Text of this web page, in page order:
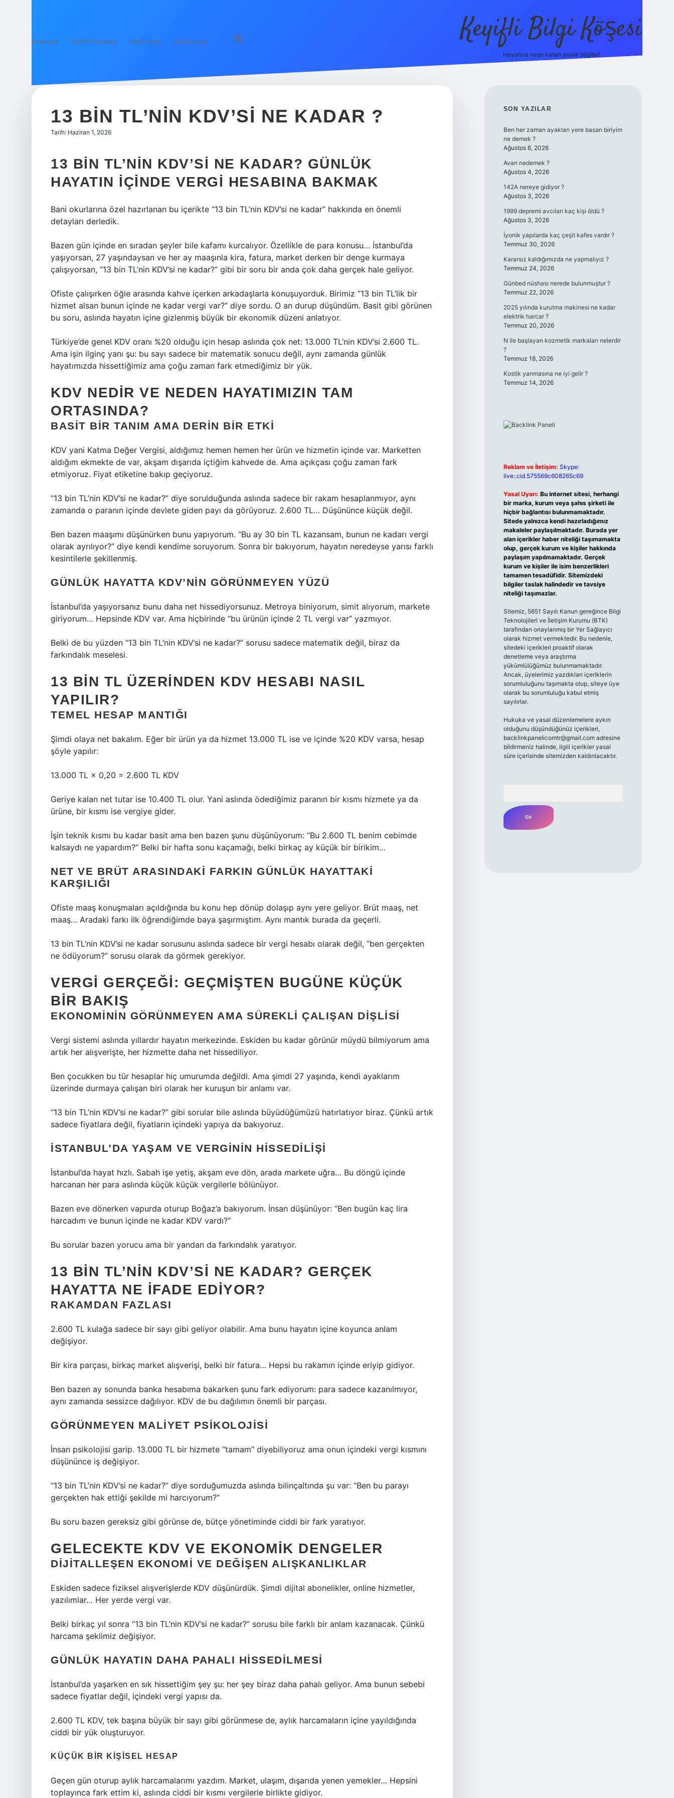
Anasayfa Gizlilik Politikası Yasal Uyarı Hakkımızda Keyifli Bilgi Köşesi
Hayatına neşe katan pratik bilgiler!
13 BIN TL’NIN KDV’SI NE KADAR ?
Tarih: Haziran 1, 2026
13 BIN TL’NIN KDV’SI NE KADAR? GÜNLÜK
HAYATIN IÇINDE VERGI HESABINA BAKMAK
Bani okurlarına özel hazırlanan bu içerikte “13 bin TL’nin KDV’si ne kadar” hakkında en önemli
detayları derledik.
Bazen gün içinde en sıradan şeyler bile kafamı kurcalıyor. Özellikle de para konusu… İstanbul’da
yaşıyorsan, 27 yaşındaysan ve her ay maaşınla kira, fatura, market derken bir denge kurmaya
çalışıyorsan, “13 bin TL’nin KDV’si ne kadar?” gibi bir soru bir anda çok daha gerçek hale geliyor.
Ofiste çalışırken öğle arasında kahve içerken arkadaşlarla konuşuyorduk. Birimiz “13 bin TL’lik bir
hizmet alsan bunun içinde ne kadar vergi var?” diye sordu. O an durup düşündüm. Basit gibi görünen
bu soru, aslında hayatın içine gizlenmiş büyük bir ekonomik düzeni anlatıyor.
Türkiye’de genel KDV oranı %20 olduğu için hesap aslında çok net: 13.000 TL’nin KDV’si 2.600 TL.
Ama işin ilginç yanı şu: bu sayı sadece bir matematik sonucu değil, aynı zamanda günlük
hayatımızda hissettiğimiz ama çoğu zaman fark etmediğimiz bir yük.
KDV NEDIR VE NEDEN HAYATIMIZIN TAM
ORTASINDA?
BASIT BIR TANIM AMA DERIN BIR ETKI
KDV yani Katma Değer Vergisi, aldığımız hemen hemen her ürün ve hizmetin içinde var. Marketten
aldığım ekmekte de var, akşam dışarıda içtiğim kahvede de. Ama açıkçası çoğu zaman fark
etmiyoruz. Fiyat etiketine bakıp geçiyoruz.
“13 bin TL’nin KDV’si ne kadar?” diye sorulduğunda aslında sadece bir rakam hesaplanmıyor, aynı
zamanda o paranın içinde devlete giden payı da görüyoruz. 2.600 TL… Düşününce küçük değil.
Ben bazen maaşımı düşünürken bunu yapıyorum. “Bu ay 30 bin TL kazansam, bunun ne kadarı vergi
olarak ayrılıyor?” diye kendi kendime soruyorum. Sonra bir bakıyorum, hayatın neredeyse yarısı farklı
kesintilerle şekillenmiş.
GÜNLÜK HAYATTA KDV’NIN GÖRÜNMEYEN YÜZÜ
İstanbul’da yaşıyorsanız bunu daha net hissediyorsunuz. Metroya biniyorum, simit alıyorum, markete
giriyorum… Hepsinde KDV var. Ama hiçbirinde “bu ürünün içinde 2 TL vergi var” yazmıyor.
Belki de bu yüzden “13 bin TL’nin KDV’si ne kadar?” sorusu sadece matematik değil, biraz da
farkındalık meselesi.
13 BIN TL ÜZERINDEN KDV HESABI NASIL
YAPILIR?
TEMEL HESAP MANTIĞI
Şimdi olaya net bakalım. Eğer bir ürün ya da hizmet 13.000 TL ise ve içinde %20 KDV varsa, hesap
şöyle yapılır:
13.000 TL × 0,20 = 2.600 TL KDV
Geriye kalan net tutar ise 10.400 TL olur. Yani aslında ödediğimiz paranın bir kısmı hizmete ya da
ürüne, bir kısmı ise vergiye gider.
İşin teknik kısmı bu kadar basit ama ben bazen şunu düşünüyorum: “Bu 2.600 TL benim cebimde
kalsaydı ne yapardım?” Belki bir hafta sonu kaçamağı, belki birkaç ay küçük bir birikim…
NET VE BRÜT ARASINDAKI FARKIN GÜNLÜK HAYATTAKI
KARŞILIĞI
Ofiste maaş konuşmaları açıldığında bu konu hep dönüp dolaşıp aynı yere geliyor. Brüt maaş, net
maaş… Aradaki farkı ilk öğrendiğimde baya şaşırmıştım. Aynı mantık burada da geçerli.
13 bin TL’nin KDV’si ne kadar sorusunu aslında sadece bir vergi hesabı olarak değil, “ben gerçekten
ne ödüyorum?” sorusu olarak da görmek gerekiyor.
VERGI GERÇEĞI: GEÇMIŞTEN BUGÜNE KÜÇÜK
BIR BAKIŞ
EKONOMININ GÖRÜNMEYEN AMA SÜREKLI ÇALIŞAN DIŞLISI
Vergi sistemi aslında yıllardır hayatın merkezinde. Eskiden bu kadar görünür müydü bilmiyorum ama
artık her alışverişte, her hizmette daha net hissediliyor.
Ben çocukken bu tür hesaplar hiç umurumda değildi. Ama şimdi 27 yaşında, kendi ayaklarım
üzerinde durmaya çalışan biri olarak her kuruşun bir anlamı var.
“13 bin TL’nin KDV’si ne kadar?” gibi sorular bile aslında büyüdüğümüzü hatırlatıyor biraz. Çünkü artık
sadece fiyatlara değil, fiyatların içindeki yapıya da bakıyoruz.
İSTANBUL’DA YAŞAM VE VERGININ HISSEDILIŞI
İstanbul’da hayat hızlı. Sabah işe yetiş, akşam eve dön, arada markete uğra… Bu döngü içinde
harcanan her para aslında küçük küçük vergilerle bölünüyor.
Bazen eve dönerken vapurda oturup Boğaz’a bakıyorum. İnsan düşünüyor: “Ben bugün kaç lira
harcadım ve bunun içinde ne kadar KDV vardı?”
Bu sorular bazen yorucu ama bir yandan da farkındalık yaratıyor.
13 BIN TL’NIN KDV’SI NE KADAR? GERÇEK
HAYATTA NE IFADE EDIYOR?
RAKAMDAN FAZLASI
2.600 TL kulağa sadece bir sayı gibi geliyor olabilir. Ama bunu hayatın içine koyunca anlam
değişiyor.
Bir kira parçası, birkaç market alışverişi, belki bir fatura… Hepsi bu rakamın içinde eriyip gidiyor.
Ben bazen ay sonunda banka hesabıma bakarken şunu fark ediyorum: para sadece kazanılmıyor,
aynı zamanda sessizce dağılıyor. KDV de bu dağılımın önemli bir parçası.
GÖRÜNMEYEN MALIYET PSIKOLOJISI
İnsan psikolojisi garip. 13.000 TL bir hizmete “tamam” diyebiliyoruz ama onun içindeki vergi kısmını
düşününce iş değişiyor.
“13 bin TL’nin KDV’si ne kadar?” diye sorduğumuzda aslında bilinçaltında şu var: “Ben bu parayı
gerçekten hak ettiği şekilde mi harcıyorum?”
Bu soru bazen gereksiz gibi görünse de, bütçe yönetiminde ciddi bir fark yaratıyor.
GELECEKTE KDV VE EKONOMIK DENGELER
DIJITALLEŞEN EKONOMI VE DEĞIŞEN ALIŞKANLIKLAR
Eskiden sadece fiziksel alışverişlerde KDV düşünürdük. Şimdi dijital abonelikler, online hizmetler,
yazılımlar… Her yerde vergi var.
Belki birkaç yıl sonra “13 bin TL’nin KDV’si ne kadar?” sorusu bile farklı bir anlam kazanacak. Çünkü
harcama şeklimiz değişiyor.
GÜNLÜK HAYATIN DAHA PAHALI HISSEDILMESI
İstanbul’da yaşarken en sık hissettiğim şey şu: her şey biraz daha pahalı geliyor. Ama bunun sebebi
sadece fiyatlar değil, içindeki vergi yapısı da.
2.600 TL KDV, tek başına büyük bir sayı gibi görünmese de, aylık harcamaların içine yayıldığında
ciddi bir yük oluşturuyor.
KÜÇÜK BIR KIŞISEL HESAP
Geçen gün oturup aylık harcamalarımı yazdım. Market, ulaşım, dışarıda yenen yemekler… Hepsini
toplayınca fark ettim ki, aslında ciddi bir kısmı vergilerle birlikte gidiyor.
SIDEBAR
SON YAZILAR
Ben her zaman ayakları yere basan biriyim
ne demek ?
Ağustos 6, 2026
Avan nedemek ?
Ağustos 4, 2026
142A nereye gidiyor ?
Ağustos 3, 2026
1999 depremi avcıları kaç kişi öldü ?
Ağustos 3, 2026
İyonik yapılarda kaç çeşit kafes vardır ?
Temmuz 30, 2026
Kararsız kaldığımızda ne yapmalıyız ?
Temmuz 24, 2026
Günbed nüshası nerede bulunmuştur ?
Temmuz 22, 2026
2025 yılında kurutma makinesi ne kadar
elektrik harcar ?
Temmuz 20, 2026
N ile başlayan kozmetik markaları nelerdir
?
Temmuz 18, 2026
Kostik yanmasına ne iyi gelir ?
Temmuz 14, 2026
Reklam ve İletişim: Skype:
live:.cid.575569c608265c69
Yasal Uyarı: Bu internet sitesi, herhangi
bir marka, kurum veya şahıs şirketi ile
hiçbir bağlantısı bulunmamaktadır.
Sitede yalnızca kendi hazırladığımız
makaleler paylaşılmaktadır. Burada yer
alan içerikler haber niteliği taşımamakta
olup, gerçek kurum ve kişiler hakkında
paylaşım yapılmamaktadır. Gerçek
kurum ve kişiler ile isim benzerlikleri
tamamen tesadüfidir. Sitemizdeki
bilgiler taslak halindedir ve tavsiye
niteliği taşımazlar.
Sitemiz, 5651 Sayılı Kanun gereğince Bilgi
Teknolojileri ve İletişim Kurumu (BTK)
tarafından onaylanmış bir Yer Sağlayıcı
olarak hizmet vermektedir. Bu nedenle,
sitedeki içerikleri proaktif olarak
denetleme veya araştırma
yükümlülüğümüz bulunmamaktadır.
Ancak, üyelerimiz yazdıkları içeriklerin
sorumluluğunu taşımakta olup, siteye üye
olarak bu sorumluluğu kabul etmiş
sayılırlar.
Hukuka ve yasal düzenlemelere aykırı
olduğunu düşündüğünüz içerikleri,
backlinkpanelicomtr@gmail.comadresine
bildirmeniz halinde, ilgili içerikler yasal
süre içerisinde sitemizden kaldırılacaktır.